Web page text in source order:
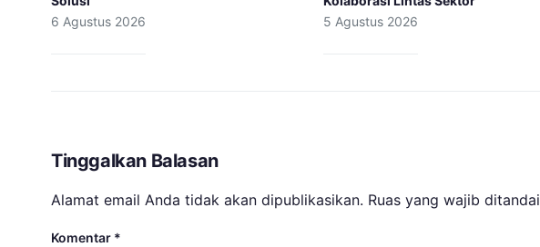
6 Agustus 2026
5 Agustus 2026
Tinggalkan Balasan
Alamat email Anda tidak akan dipublikasikan. Ruas yang wajib ditandai
Komentar *